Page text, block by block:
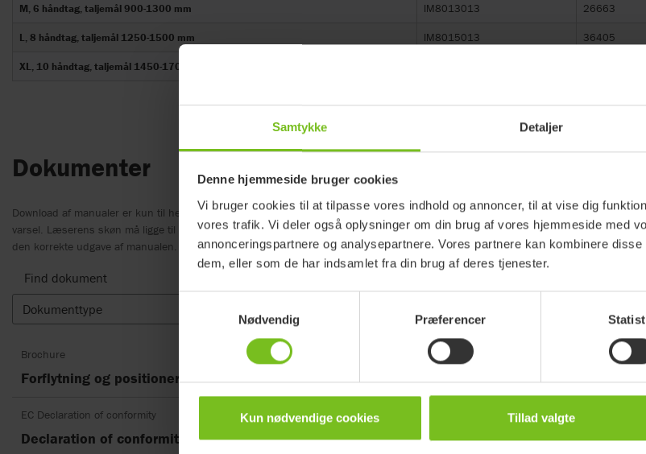
Samtykke Detaljer
Denne hjemmeside bruger cookies
Vi bruger cookies til at tilpasse vores indhold og annoncer, til at vise dig
vores trafik. Vi deler også oplysninger om din brug af vores hjemmeside med
annonceringspartnere og analysepartnere. Vores partnere kan kombinere
dem, eller som de har indsamlet fra din brug af deres tjenester.
Nødvendig
Præferencer
Kun nødvendige cookies Tillad valgte
M, 6 håndtag, taljemål 900-1300 mm IM8013013 26663
L, 8 håndtag, taljemål 1250-1500 mm IM8015013 36405
XL, 10 håndtag, taljemål 1450-1700 mm
Dokumenter
Download af manualer er kun til hensigtsmæssige formål. Produkterne kan blive ændret uden forudgående
varsel. Læserens skøn må ligge til grund for overensstemmelse mellem produktversion, varenummer og
den korrekte udgave af manualen.
Find dokument
Dokumenttype
Brochure
Forflytning og positionering
Brugermanual
SupportBelt
EC Declaration of conformity
Declaration of conformity SupportBelt